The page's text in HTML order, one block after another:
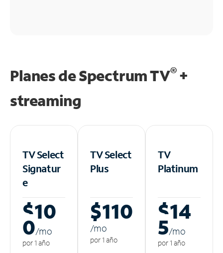
Planes de Spectrum TV®+
streaming
TV Select
Signatur
e
$10
0/mo
por 1 año
TV Select
Plus
$110
/mo
por 1 año
TV
Platinum
$14
5/mo
por 1 año